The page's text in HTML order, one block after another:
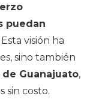
puedan
visión ha
sino también
Guanajuato,
sin costo.